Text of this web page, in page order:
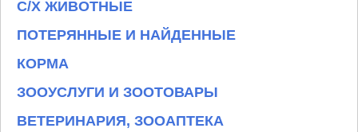
С/Х ЖИВОТНЫЕ
ПОТЕРЯННЫЕ И НАЙДЕННЫЕ
КОРМА
ЗООУСЛУГИ И ЗООТОВАРЫ
ВЕТЕРИНАРИЯ, ЗООАПТЕКА